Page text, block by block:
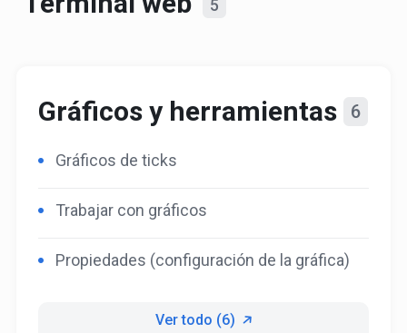
5
Gráficos y herramientas 6
Gráficos de ticks
Trabajar con gráficos
Propiedades (configuración de la gráfica)
Ver todo (6)